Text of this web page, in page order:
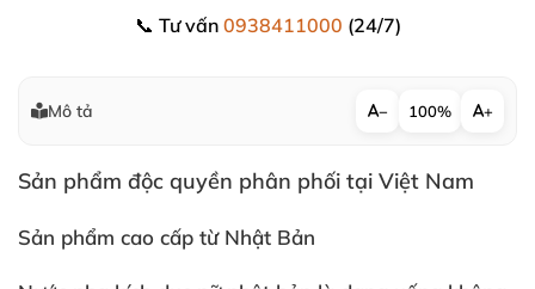
📞 Tư vấn 0938411000 (24/7)
Mô tả − 100% +
Sản phẩm độc quyền phân phối tại Việt Nam
Sản phẩm cao cấp từ Nhật Bản